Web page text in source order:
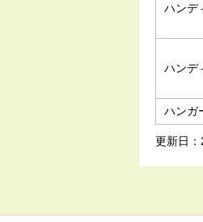
ハンデ
ハンデ
ハンガ
更新日